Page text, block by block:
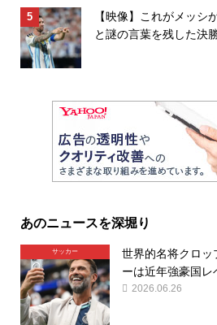
【映像】これがメッシ
と謎の言葉を残した決
あのニュースを深堀り
サッカー
世界的名将クロッ
ーは近年強豪国レ
2026.06.26